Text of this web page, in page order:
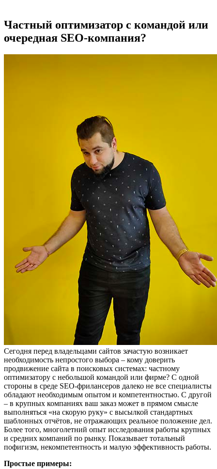
Частный оптимизатор с командой или
очередная SEO-компания?
Сегодня перед владельцами сайтов зачастую возникает
необходимость непростого выбора – кому доверить
продвижение сайта в поисковых системах: частному
оптимизатору с небольшой командой или фирме? С одной
стороны в среде SEO-фрилансеров далеко не все специалисты
обладают необходимым опытом и компетентностью. С другой
– в крупных компаниях ваш заказ может в прямом смысле
выполняться «на скорую руку» с высылкой стандартных
шаблонных отчётов, не отражающих реальное положение дел.
Более того, многолетний опыт исследования работы крупных
и средних компаний по рынку. Показывает тотальный
пофигизм, некомпетентность и малую эффективность работы.
Простые примеры: